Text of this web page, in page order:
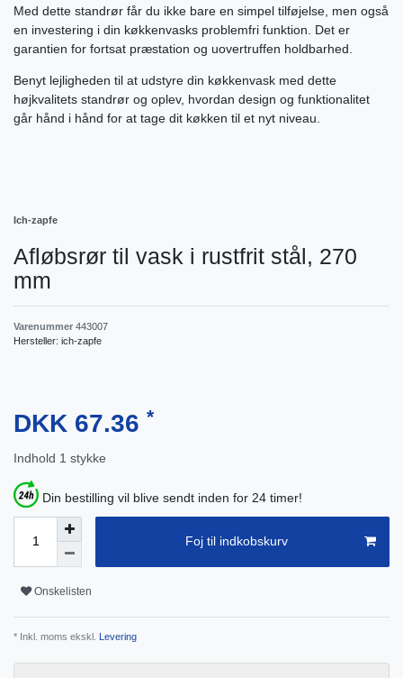
Med dette standrør får du ikke bare en simpel tilføjelse, men også
en investering i din køkkenvasks problemfri funktion. Det er
garantien for fortsat præstation og uovertruffen holdbarhed.
Benyt lejligheden til at udstyre din køkkenvask med dette
højkvalitets standrør og oplev, hvordan design og funktionalitet
går hånd i hånd for at tage dit køkken til et nyt niveau.
Ich-zapfe
Afløbsrør til vask i rustfrit stål, 270
mm
Varenummer 443007
Hersteller: ich-zapfe
DKK 67.36 *
Indhold 1 stykke
Din bestilling vil blive sendt inden for 24 timer!
Foj til indkobskurv
Onskelisten
* Inkl. moms ekskl. Levering